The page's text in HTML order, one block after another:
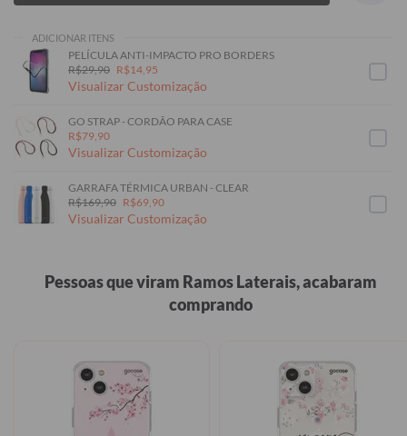
ADICIONAR ITENS
PELÍCULA ANTI-IMPACTO PRO BORDERS
R$29,90 R$14,95
Visualizar Customização
GO STRAP - CORDÃO PARA CASE
R$79,90
Visualizar Customização
GARRAFA TÉRMICA URBAN - CLEAR
R$169,90 R$69,90
Visualizar Customização
Pessoas que viram Ramos Laterais, acabaram
comprando